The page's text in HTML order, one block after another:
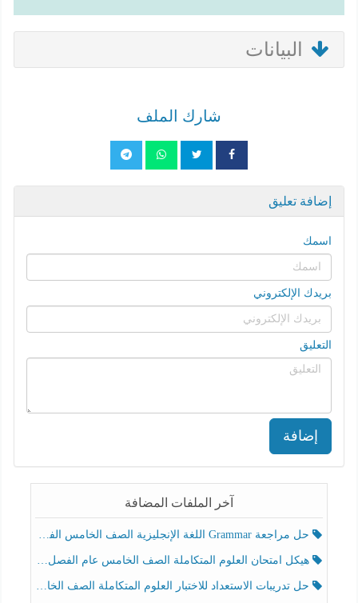
البيانات
شارك الملف
إضافة تعليق
اسمك
بريدك الإلكتروني
التعليق
إضافة
آخر الملفات المضافة
حل مراجعة Grammar اللغة الإنجليزية الصف الخامس الفصل الثالث
هيكل امتحان العلوم المتكاملة الصف الخامس عام الفصل الدراسي الثالث 2025-2026
حل تدريبات الاستعداد للاختبار العلوم المتكاملة الصف الخامس عام الفصل الثالث